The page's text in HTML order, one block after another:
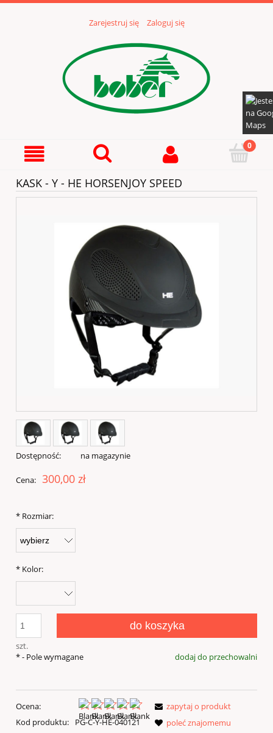
Zarejestruj się Zaloguj się
KASK - Y - HE HORSENJOY SPEED
Dostępność: na magazynie
Cena: 300,00 zł
* Rozmiar:
* Kolor:
szt.
do koszyka
dodaj do przechowalni
*- Pole wymagane
Ocena:
Kod produktu:
PG-C-Y-HE-040121
zapytaj o produkt
poleć znajomemu